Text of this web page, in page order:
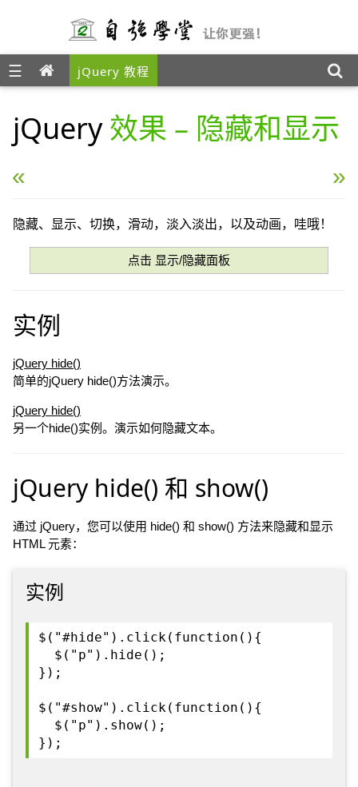
☰ jQuery 教程
jQuery效果 – 隐藏和显示
« jQuery 事件 jQuery 效果 – 淡入淡出
隐藏、显示、切换，滑动，淡入淡出，以及动画，哇哦！
点击 显示/隐藏面板
实例
jQuery hide()
简单的jQuery hide()方法演示。
jQuery hide()
另一个hide()实例。演示如何隐藏文本。
jQuery hide() 和 show()
通过 jQuery，您可以使用 hide() 和 show() 方法来隐藏和显示
HTML 元素：
实例
$("#hide").click(function(){
$("p").hide();
});
$("#show").click(function(){
$("p").show();
});